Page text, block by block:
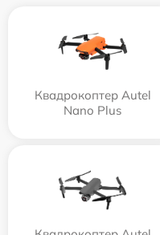
Квадрокоптер Autel
Nano Plus